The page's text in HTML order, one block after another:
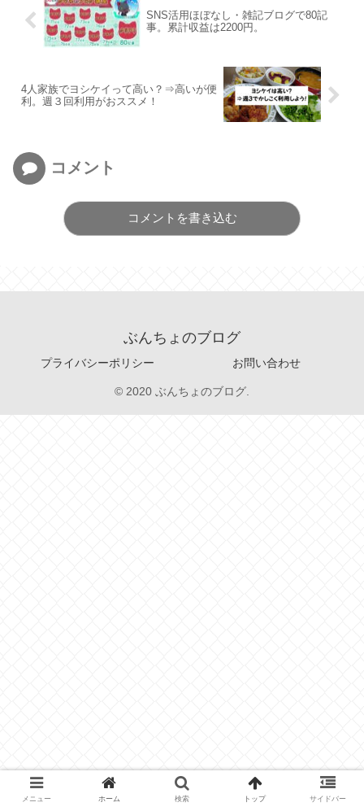
SNS活用ほぼなし・雑記ブログで80記
事。累計収益は2200円。
4人家族でヨシケイって高い？⇒高いが便
利。週３回利用がおススメ！
コメント
コメントを書き込む
ぶんちょのブログ
プライバシーポリシー お問い合わせ
© 2020 ぶんちょのブログ.
メニュー ホーム 検索 トップ サイドバー